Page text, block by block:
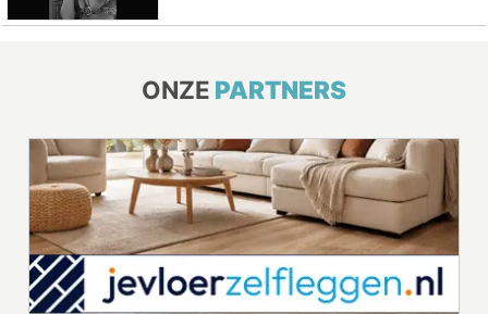
ONZE PARTNERS